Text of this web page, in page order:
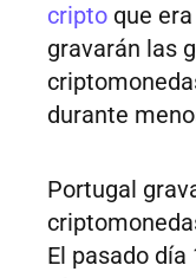
cripto que
gravarán las
durante
Portugal
El pasado